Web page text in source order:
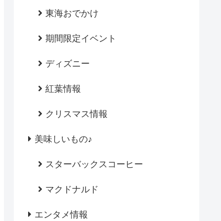
東海おでかけ
期間限定イベント
ディズニー
紅葉情報
クリスマス情報
美味しいもの♪
スターバックスコーヒー
マクドナルド
エンタメ情報